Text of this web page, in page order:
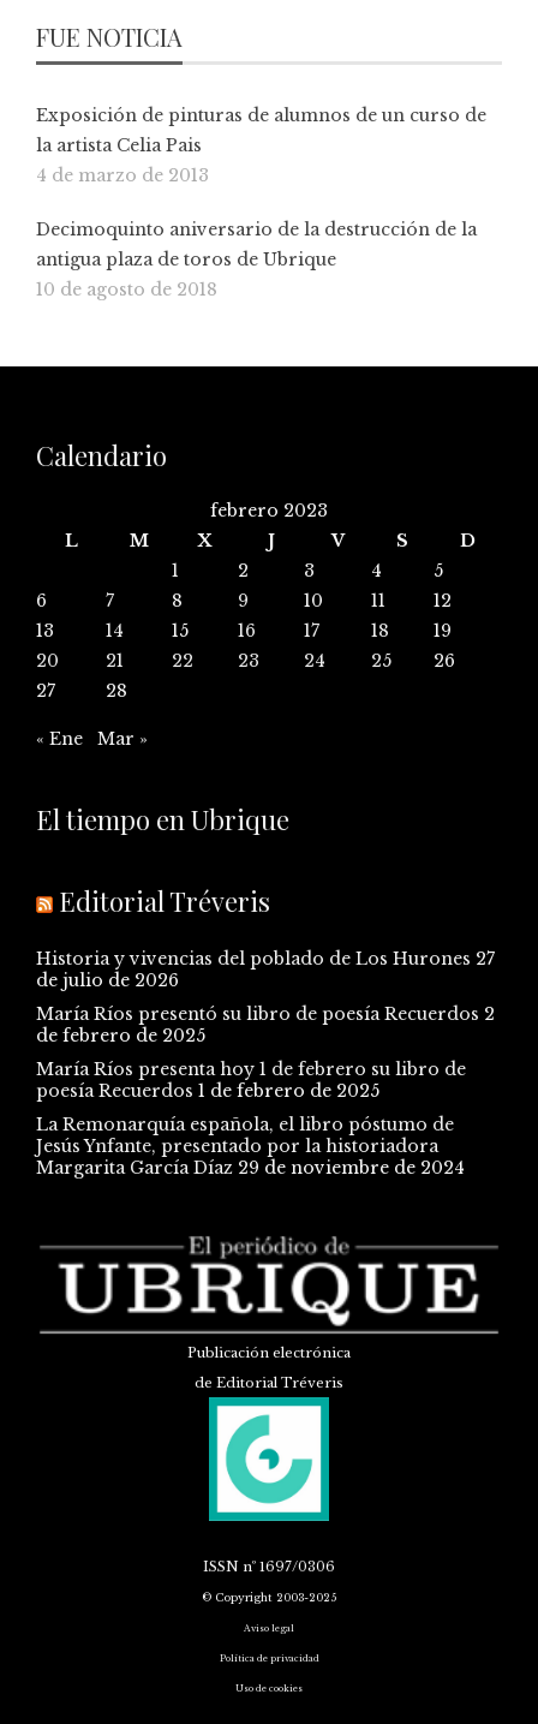
FUE NOTICIA
Exposición de pinturas de alumnos de un curso de
la artista Celia Pais
4 de marzo de 2013
Decimoquinto aniversario de la destrucción de la
antigua plaza de toros de Ubrique
10 de agosto de 2018
Calendario
febrero 2023
L
M X J V S
D
1
2 3 4
5
6
7 8 9 10 11
12
13
14 15 16 17 18
19
20
21 22 23 24 25
26
27
28
« Ene Mar »
El tiempo en Ubrique
Editorial Tréveris
Historia y vivencias del poblado de Los Hurones 27
de julio de 2026
María Ríos presentó su libro de poesía Recuerdos 2
de febrero de 2025
María Ríos presenta hoy 1 de febrero su libro de
poesía Recuerdos 1 de febrero de 2025
La Remonarquía española, el libro póstumo de
Jesús Ynfante, presentado por la historiadora
Margarita García Díaz 29 de noviembre de 2024
Publicación electrónica
de Editorial Tréveris
ISSN nº 1697/0306
© Copyright 2003-2025
Aviso legal
Política de privacidad
Uso de cookies